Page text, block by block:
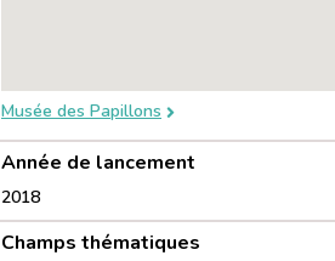
Musée des Papillons
Année de lancement
2018
Champs thématiques